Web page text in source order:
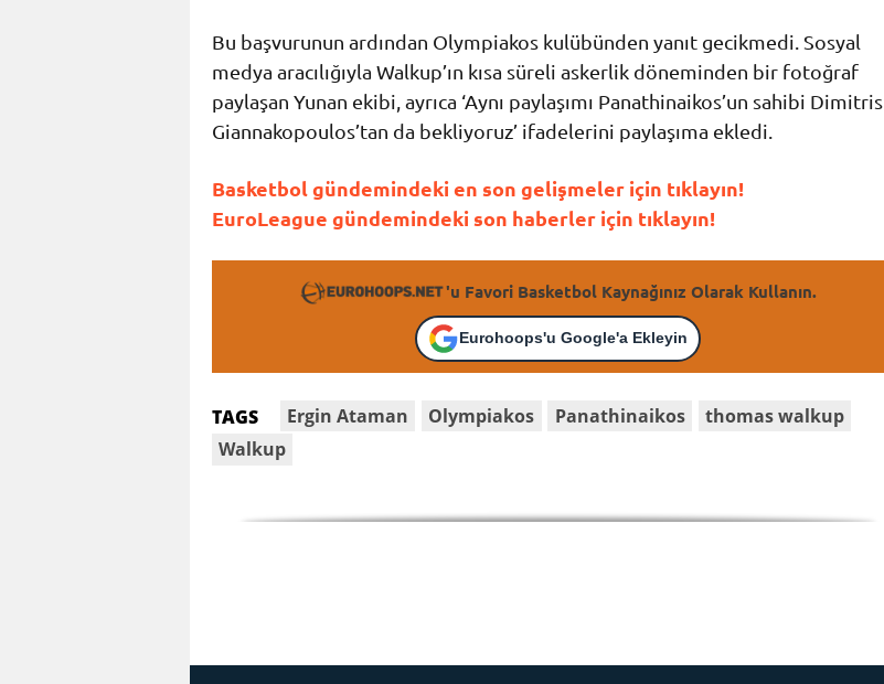
Bu başvurunun ardından Olympiakos kulübünden yanıt gecikmedi. Sosyal
medya aracılığıyla Walkup’ın kısa süreli askerlik döneminden bir fotoğraf
paylaşan Yunan ekibi, ayrıca ‘Aynı paylaşımı Panathinaikos’un sahibi Dimitris
Giannakopoulos’tan da bekliyoruz’ ifadelerini paylaşıma ekledi.
Basketbol gündemindeki en son gelişmeler için tıklayın!
EuroLeague gündemindeki son haberler için tıklayın!
'u Favori Basketbol Kaynağınız Olarak Kullanın.
Eurohoops'u Google'a Ekleyin
TAGS Ergin Ataman Olympiakos Panathinaikos
thomas walkup
Walkup